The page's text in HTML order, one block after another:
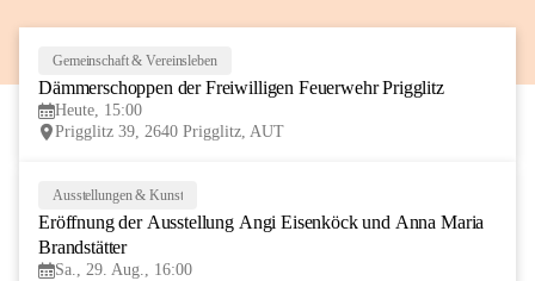
Gemeinschaft & Vereinsleben
Dämmerschoppen der Freiwilligen Feuerwehr Prigglitz
Heute, 15:00
Prigglitz 39, 2640 Prigglitz, AUT
AUG
Ausstellungen & Kunst
Eröffnung der Ausstellung Angi Eisenköck und Anna Maria
Brandstätter
Sa., 29. Aug., 16:00